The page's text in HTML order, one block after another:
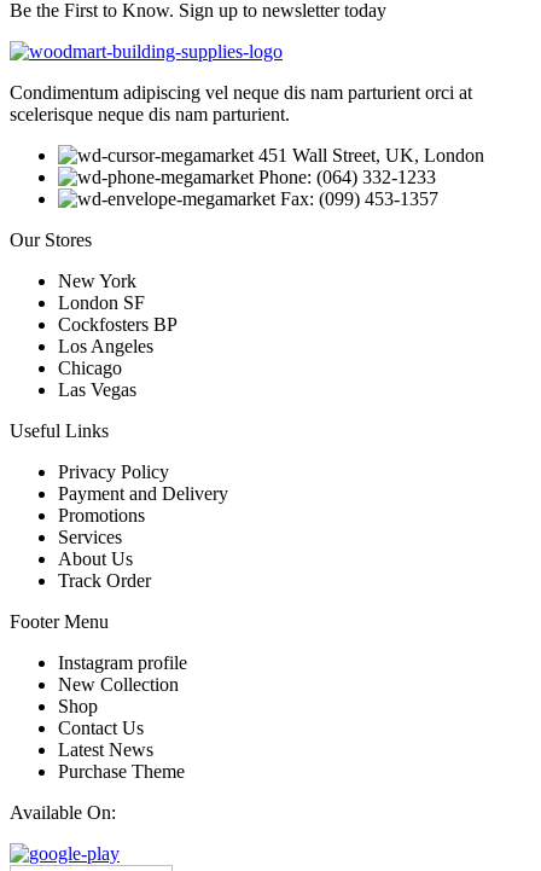
Be the First to Know. Sign up to newsletter today
Condimentum adipiscing vel neque dis nam parturient orci at
scelerisque neque dis nam parturient.
451 Wall Street, UK, London
Phone: (064) 332-1233
Fax: (099) 453-1357
Our Stores
New York
London SF
Cockfosters BP
Los Angeles
Chicago
Las Vegas
Useful Links
Privacy Policy
Payment and Delivery
Promotions
Services
About Us
Track Order
Footer Menu
Instagram profile
New Collection
Shop
Contact Us
Latest News
Purchase Theme
Available On: